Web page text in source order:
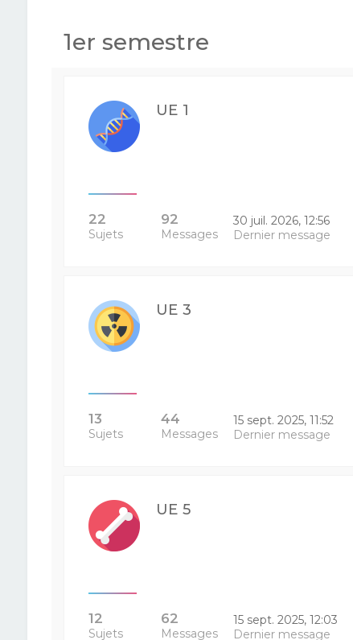
1er semestre
UE 1
22
Sujets
92
Messages
30 juil. 2026, 12:56
Dernier message
UE 3
13
Sujets
44
Messages
15 sept. 2025, 11:52
Dernier message
UE 5
12
Sujets
62
Messages
15 sept. 2025, 12:03
Dernier message